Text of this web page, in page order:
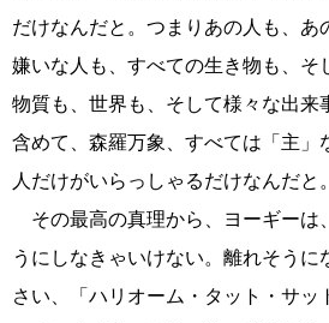
だけなんだと。つまりあの人も、あ
嫌いな人も、すべての生き物も、そ
物質も、世界も、そして様々な出来
含めて、森羅万象、すべては「主」
人だけがいらっしゃるだけなんだと。
その最高の真理から、ヨーギーは
うにしなきゃいけない。離れそうに
さい、「ハリオーム・タット・サッ